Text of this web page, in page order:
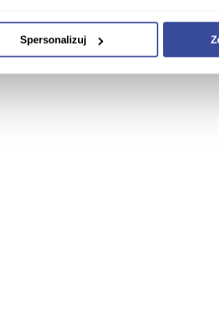
Spersonalizuj